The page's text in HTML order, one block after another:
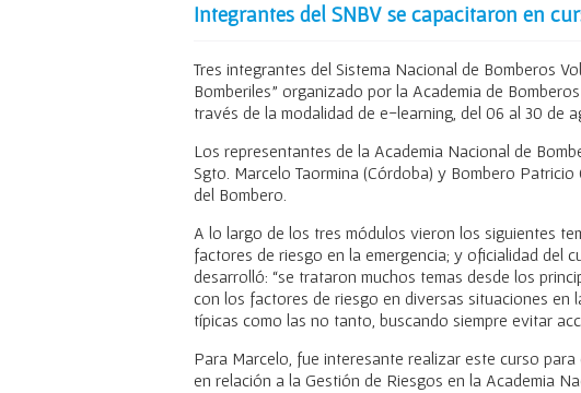
Integrantes del SNBV se capacitaron en
Tres integrantes del Sistema Nacional de Bomberos
Bomberiles” organizado por la Academia de
través de la modalidad de e-learning, del 06 al 30 de
Los representantes de la Academia Nacional de
Sgto. Marcelo Taormina (Córdoba) y Bombero
del Bombero.
A lo largo de los tres módulos vieron los siguientes
factores de riesgo en la emergencia; y oficialidad del
desarrolló: “se trataron muchos temas desde los
con los factores de riesgo en diversas situaciones
típicas como las no tanto, buscando siempre evitar
Para Marcelo, fue interesante realizar este curso
en relación a la Gestión de Riesgos en la Academia